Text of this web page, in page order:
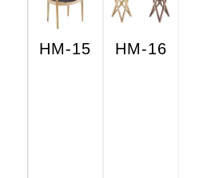
HM-15 HM-16